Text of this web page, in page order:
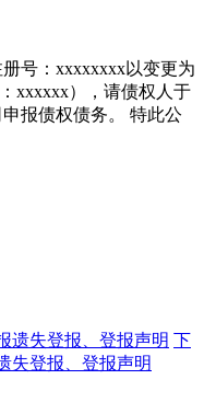
号：xxxxxxxx以变更为
xxxxxx），请债权人于
报债权债务。 特此公
遗失登报、登报声明 下
失登报、登报声明